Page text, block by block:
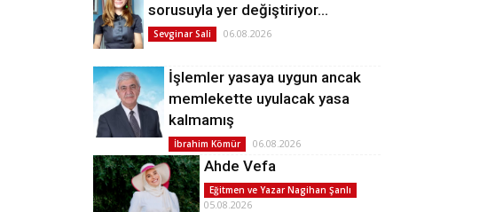
sorusuyla yer değiştiriyor…
Sevginar Sali 06.08.2026
İşlemler yasaya uygun ancak
memlekette uyulacak yasa
kalmamış
İbrahim Kömür 06.08.2026
Ahde Vefa
Eğitmen ve Yazar Nagihan Şanlı
05.08.2026